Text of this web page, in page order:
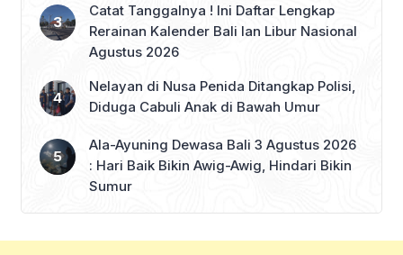
Catat Tanggalnya ! Ini Daftar Lengkap
Rerainan Kalender Bali lan Libur Nasional
Agustus 2026
Nelayan di Nusa Penida Ditangkap Polisi,
Diduga Cabuli Anak di Bawah Umur
Ala-Ayuning Dewasa Bali 3 Agustus 2026
: Hari Baik Bikin Awig-Awig, Hindari Bikin
Sumur